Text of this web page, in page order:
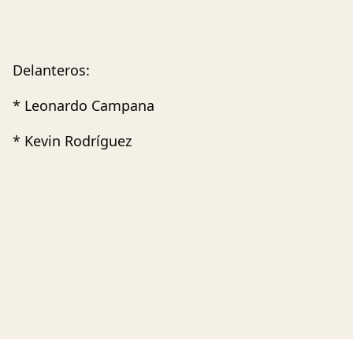
Delanteros:
* Leonardo Campana
* Kevin Rodríguez